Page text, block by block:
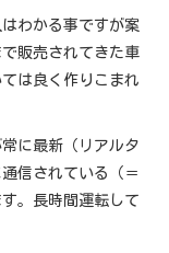
わかる事ですが案
販売されてきた車
は良く作りこまれ
に最新（リアルタ
信されている（＝
。長時間運転して